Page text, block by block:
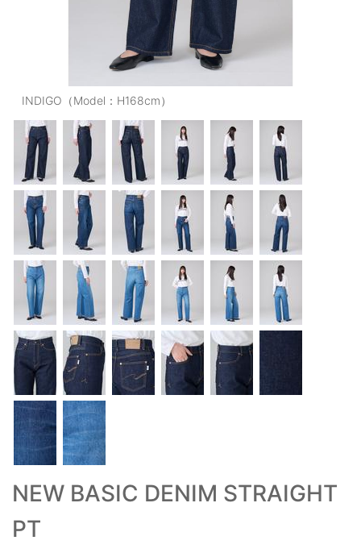
LADIES : レディース
DENIM : デニム
PANTS/SKIRT : パンツ・スカート
TOPS : トップス
OUTERS : アウター
OUTLET : アウトレット
MENS : メンズ
LADIES : レディース
新規会員登録
お買い物カゴ
ご利用ガイド
特定商取引法に基づく表記
ご利用規約
お問い合わせ
INDIGO（Model：H168cm）
NEW BASIC DENIM STRAIGHT
PT